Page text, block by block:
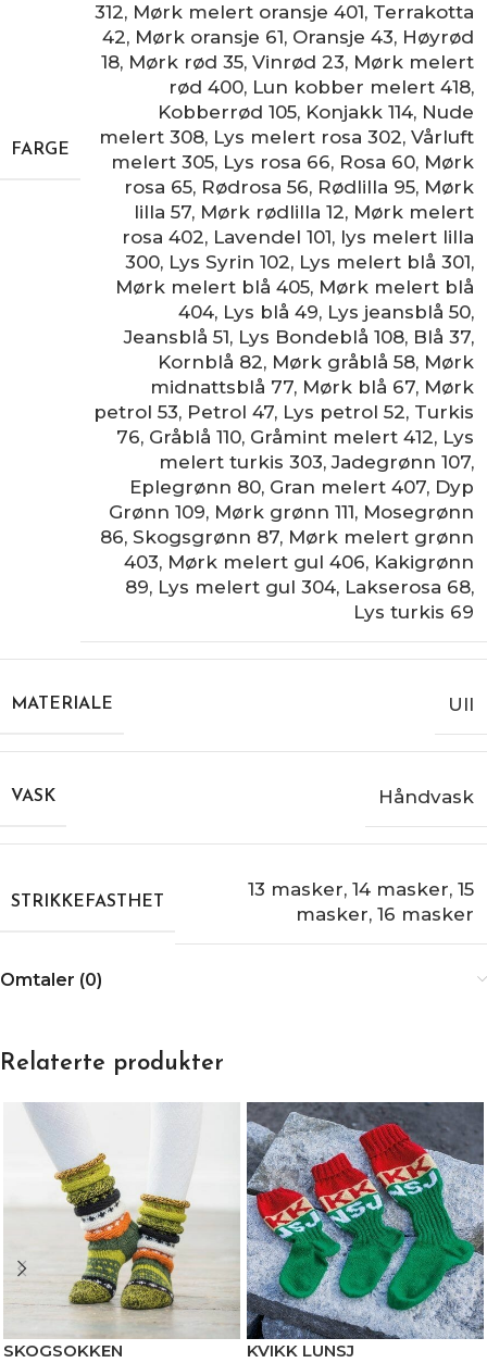
FARGE
312, Mørk melert oransje 401, Terrakotta
42, Mørk oransje 61, Oransje 43, Høyrød
18, Mørk rød 35, Vinrød 23, Mørk melert
rød 400, Lun kobber melert 418,
Kobberrød 105, Konjakk 114, Nude
melert 308, Lys melert rosa 302, Vårluft
melert 305, Lys rosa 66, Rosa 60, Mørk
rosa 65, Rødrosa 56, Rødlilla 95, Mørk
lilla 57, Mørk rødlilla 12, Mørk melert
rosa 402, Lavendel 101, lys melert lilla
300, Lys Syrin 102, Lys melert blå 301,
Mørk melert blå 405, Mørk melert blå
404, Lys blå 49, Lys jeansblå 50,
Jeansblå 51, Lys Bondeblå 108, Blå 37,
Kornblå 82, Mørk gråblå 58, Mørk
midnattsblå 77, Mørk blå 67, Mørk
petrol 53, Petrol 47, Lys petrol 52, Turkis
76, Gråblå 110, Gråmint melert 412, Lys
melert turkis 303,Jadegrønn 107,
Eplegrønn 80, Gran melert 407, Dyp
Grønn 109, Mørk grønn 111, Mosegrønn
86, Skogsgrønn 87, Mørk melert grønn
403, Mørk melert gul 406, Kakigrønn
89, Lys melert gul 304, Lakserosa 68,
Lys turkis 69
MATERIALE Ull
VASK Håndvask
STRIKKEFASTHET
13 masker, 14 masker, 15
masker, 16 masker
Omtaler (0)
Relaterte produkter
SKOGSOKKEN
KVIKK LUNSJ